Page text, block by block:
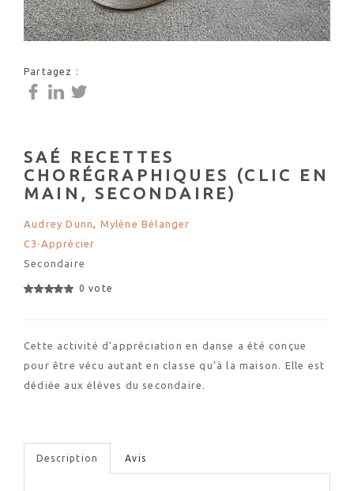
Partagez :
SAÉ RECETTES
CHORÉGRAPHIQUES (CLIC EN
MAIN, SECONDAIRE)
Audrey Dunn, Mylène Bélanger
C3·Apprécier
Secondaire
0 vote
Cette activité d’appréciation en danse a été conçue
pour être vécu autant en classe qu’à la maison. Elle est
dédiée aux élèves du secondaire.
Description Avis